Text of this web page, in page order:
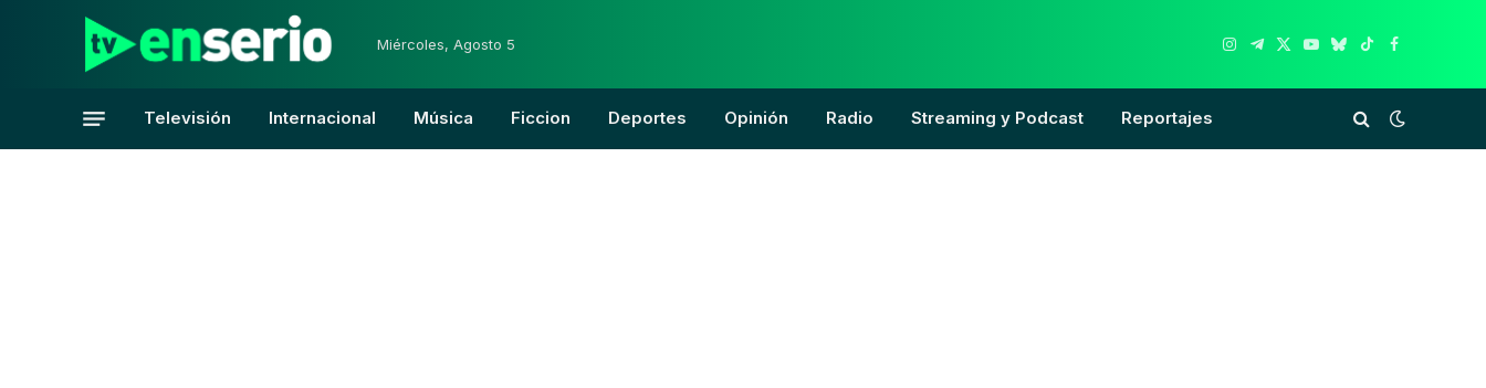
Miércoles, Agosto 5
Instagram
Telegram
X
YouTube
Bluesky
TikTokFacebook
Televisión Internacional Música Ficcion Deportes Opinión Radio Streaming y Podcast Reportajes